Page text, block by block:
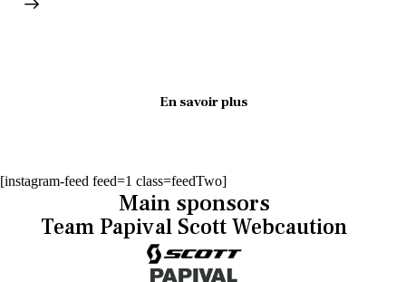
En savoir plus
[instagram-feed feed=1 class=feedTwo]
Main sponsors
Team Papival Scott Webcaution